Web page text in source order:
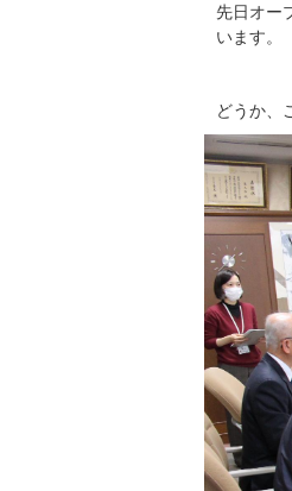
先日オー
います。
どうか、